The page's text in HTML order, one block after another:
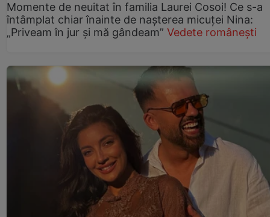
Momente de neuitat în familia Laurei Cosoi! Ce s-a
întâmplat chiar înainte de nașterea micuței Nina:
„Priveam în jur și mă gândeam” Vedete românești